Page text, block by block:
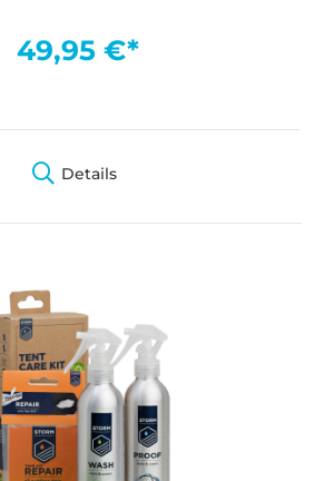
49,95 €*
Details